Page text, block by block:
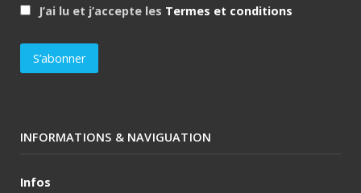
J’ai lu et j’accepte les Termes et conditions
INFORMATIONS & NAVIGUATION
Infos